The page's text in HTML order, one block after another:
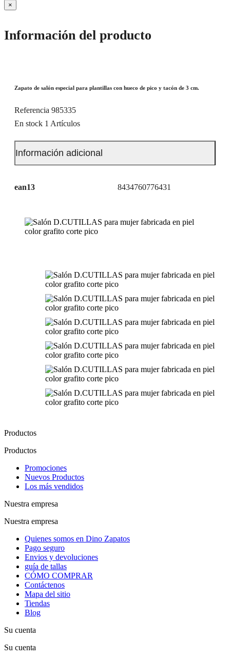
×
Información del producto
Zapato de salón especial para plantillas con hueco de pico y tacón de 3 cm.
Referencia 985335
En stock 1 Artículos
Información adicional
ean13 8434760776431
Productos
Productos
Promociones
Nuevos Productos
Los más vendidos
Nuestra empresa
Nuestra empresa
Quienes somos en Dino Zapatos
Pago seguro
Envios y devoluciones
guía de tallas
CÓMO COMPRAR
Contáctenos
Mapa del sitio
Tiendas
Blog
Su cuenta
Su cuenta